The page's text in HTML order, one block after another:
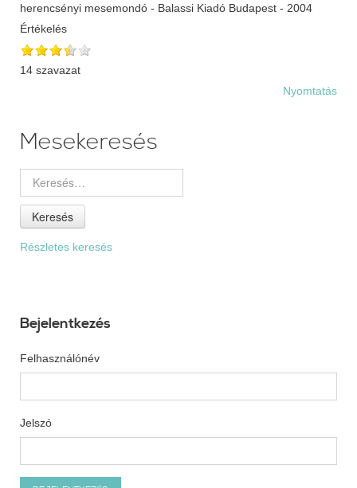
herencsényi mesemondó - Balassi Kiadó Budapest - 2004
Értékelés
14 szavazat
Nyomtatás
Mesekeresés
Keresés
Részletes keresés
Bejelentkezés
Felhasználónév
Jelszó